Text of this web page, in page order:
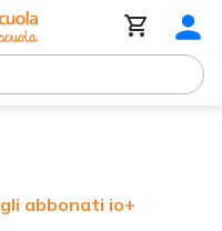
abbonati io+